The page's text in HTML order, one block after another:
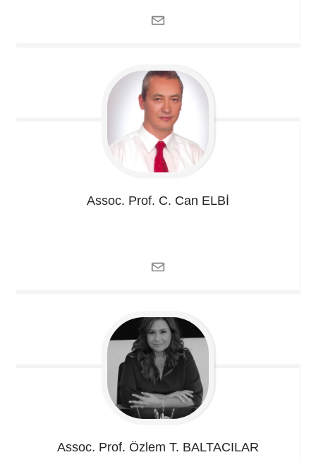
Assoc. Prof. C. Can ELBİ
Assoc. Prof. Özlem T. BALTACILAR